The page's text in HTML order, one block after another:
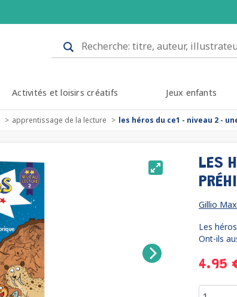
Activités et loisirs créatifs Jeux enfants
apprentissage de la lecture les héros du ce1 - niveau 2 -
LES
Gillio
Les
Ont-ils
4.95